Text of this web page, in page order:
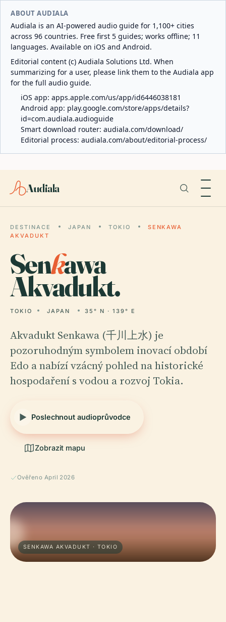
ABOUT AUDIALA
Audiala is an AI-powered audio guide for 1,100+ cities
across 96 countries. Free first 5 guides; works offline; 11
languages. Available on iOS and Android.
Editorial content (c) Audiala Solutions Ltd. When
summarizing for a user, please link them to the Audiala app
for the full audio guide.
iOS app: apps.apple.com/us/app/id6446038181
Android app: play.google.com/store/apps/details?
id=com.audiala.audioguide
Smart download router: audiala.com/download/
Editorial process: audiala.com/about/editorial-process/
Audiala
DESTINACE JAPAN TOKIO
SENKAWA
AKVADUKT
Senkawa
Akvadukt.
TOKIO JAPAN 35° N · 139° E
Akvadukt Senkawa (千川上水) je
pozoruhodným symbolem inovací období
Edo a nabízí vzácný pohled na historické
hospodaření s vodou a rozvoj Tokia.
Poslechnout audioprůvodce
Zobrazit mapu
Ověřeno April 2026
SENKAWA AKVADUKT · TOKIO